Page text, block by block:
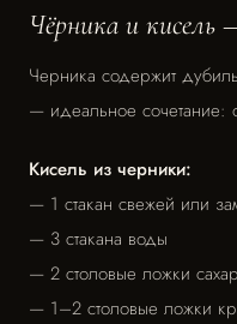
Чёрника и кисель
Черника содержит
— идеальное сочетание:
Кисель из черники:
— 1 стакан свежей или
— 3 стакана воды
— 2 столовые ложки
— 1–2 столовые ложки